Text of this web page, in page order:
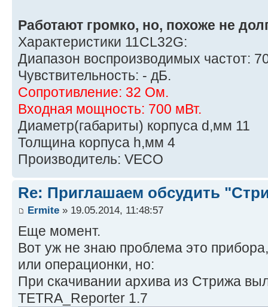
Работают громко, но, похоже не
Характеристики 11CL32G:
Диапазон воспроизводимых частот:
Чувствительность: - дБ.
Сопротивление: 32 Ом.
Входная мощность: 700 мВт.
Диаметр(габариты) корпуса d,мм 11
Толщина корпуса h,мм 4
Производитель: VECO
Re: Приглашаем обсудить
Ermite » 19.05.2014, 11:48:57
Еще момент.
Вот уж не знаю проблема это
или операционки, но:
При скачивании архива из Стрижа
TETRA_Reporter 1.7